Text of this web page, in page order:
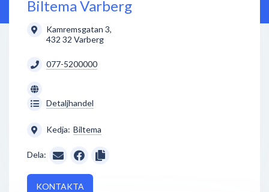
Biltema Varberg
Kamremsgatan 3,
432 32 Varberg
077-5200000
Detaljhandel
Kedja: Biltema
Dela:
KONTAKTA